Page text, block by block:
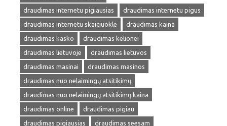
draudimas internetu pigiausias
draudimas internetu pigus
draudimas internetu skaiciuokle
draudimas kaina
draudimas kasko
draudimas kelionei
draudimas lietuvoje
draudimas lietuvos
draudimas masinai
draudimas masinos
draudimas nuo nelaimingų atsitikimų
draudimas nuo nelaimingų atsitikimų kaina
draudimas online
draudimas pigiau
draudimas pigiausias
draudimas seesam